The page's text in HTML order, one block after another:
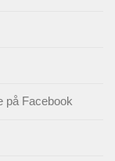
på Facebook